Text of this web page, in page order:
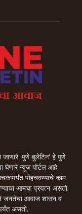
जाणारे 'पुणे बुलेटिन' हे पुणे
घेणारे न्यूज पोर्टल आहे.
पोहचवण्याचे काम
आमचा प्रयत्न असतो.
जनतेचा आवाज शासन व
असतो.